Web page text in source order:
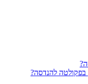
בפקולטה להנדסה?